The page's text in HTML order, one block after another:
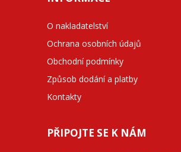
O nakladatelství
Ochrana osobních údajů
Obchodní podmínky
Způsob dodání a platby
Kontakty
PŘIPOJTE SE K NÁM